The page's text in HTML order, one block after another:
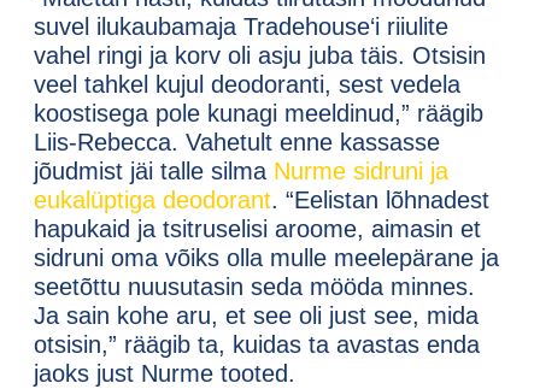
suvel ilukaubamaja Tradehouse‘i riiulite
vahel ringi ja korv oli asju juba täis. Otsisin
veel tahkel kujul deodoranti, sest vedela
koostisega pole kunagi meeldinud,” räägib
Liis-Rebecca. Vahetult enne kassasse
jõudmist jäi talle silma Nurme sidruni ja
eukalüptiga deodorant. “Eelistan lõhnadest
hapukaid ja tsitruselisi aroome, aimasin et
sidruni oma võiks olla mulle meelepärane ja
seetõttu nuusutasin seda mööda minnes.
Ja sain kohe aru, et see oli just see, mida
otsisin,” räägib ta, kuidas ta avastas enda
jaoks just Nurme tooted.